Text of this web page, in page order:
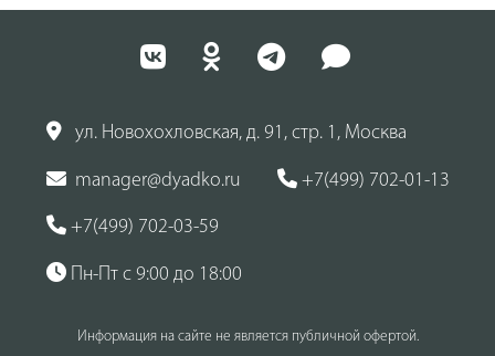
ул. Новохохловская, д. 91, стр. 1, Москва
manager@dyadko.ru +7(499) 702-01-13
+7(499) 702-03-59
Пн-Пт с 9:00 до 18:00
Информация на сайте не является публичной офертой.